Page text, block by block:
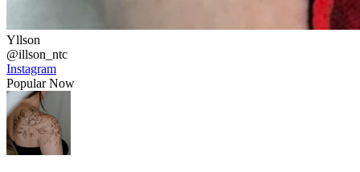
Yllson
@illson_ntc
Instagram
Popular Now